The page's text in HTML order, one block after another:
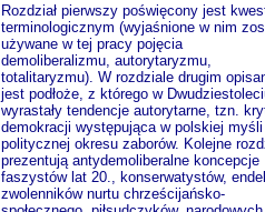
Rozdział pierwszy poświęcony jest
terminologicznym (wyjaśnione w nim
używane w tej pracy pojęcia
demoliberalizmu, autorytaryzmu,
totalitaryzmu). W rozdziale drugim
jest podłoże, z którego w
wyrastały tendencje autorytarne, tzn.
demokracji występująca w polskiej myśli
politycznej okresu zaborów. Kolejne
prezentują antydemoliberalne koncepcje
faszystów lat 20., konserwatystów,
zwolenników nurtu chrześcijańsko-